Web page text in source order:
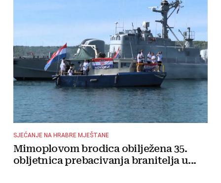
SJEĆANJE NA HRABRE MJEŠTANE
Mimoplovom brodica obilježena 35.
obljetnica prebacivanja branitelja u...